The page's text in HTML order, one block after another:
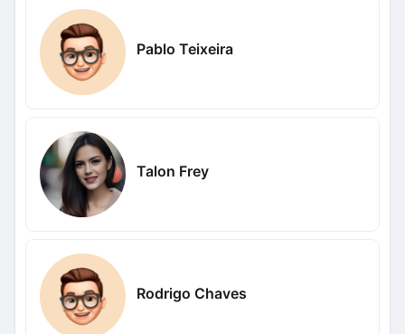
Pablo Teixeira
Talon Frey
Rodrigo Chaves